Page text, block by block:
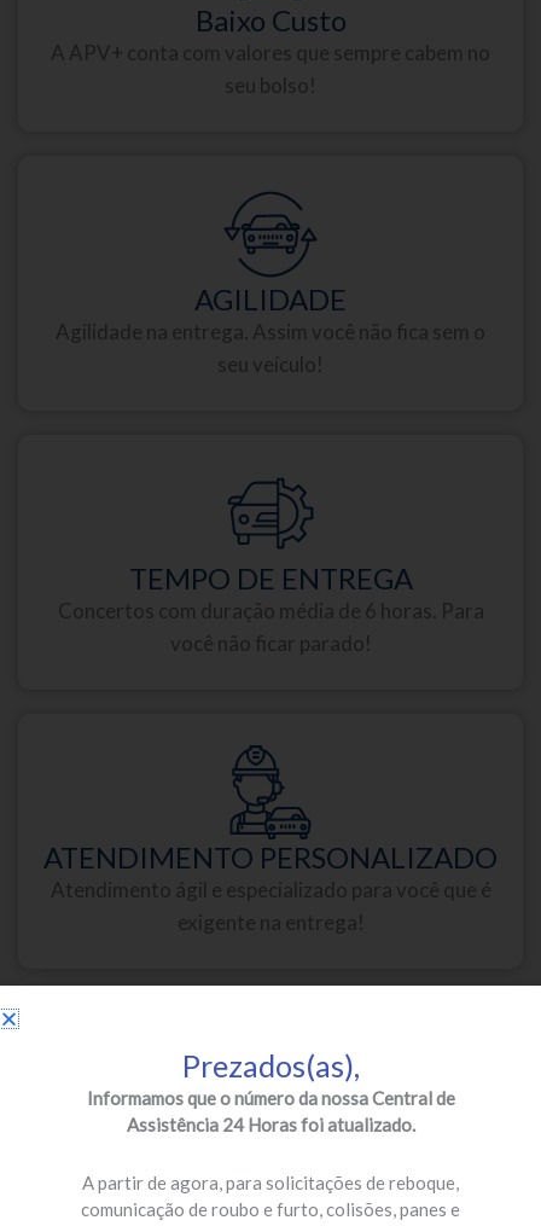
Baixo Custo
A APV+ conta com valores que sempre cabem no
seu bolso!
AGILIDADE
Agilidade na entrega. Assim você não fica sem o
seu veículo!
TEMPO DE ENTREGA
Concertos com duração média de 6 horas. Para
você não ficar parado!
ATENDIMENTO PERSONALIZADO
Atendimento ágil e especializado para você que é
exigente na entrega!
PARCEIROS DE PRIMEIRA
segurança!
Prezados(as),
Informamos que o número da nossa Central de
Assistência 24 Horas foi atualizado.
A partir de agora, para solicitações de reboque,
comunicação de roubo e furto, colisões, panes e